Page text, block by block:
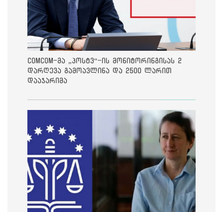
ComCom-მა „პოსტვ“-ის მონიტორინგისას 2
დარღევა გამოავლინა და 2500 ლარით
დააჯარიმა